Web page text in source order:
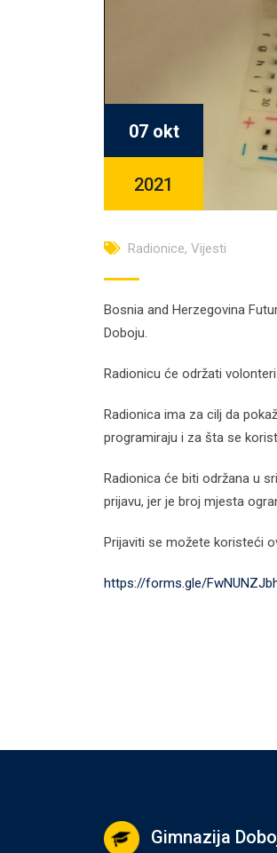
07 okt
2021
Radionice, Vijesti
Bosnia and Herzegovina
Doboju.
Radionicu će održati
Radionica ima za cilj da
programiraju i za šta se
Radionica će biti održana u
prijavu, jer je broj mjesta
Prijaviti se možete koristeći
https://forms.gle/
Gimnazija